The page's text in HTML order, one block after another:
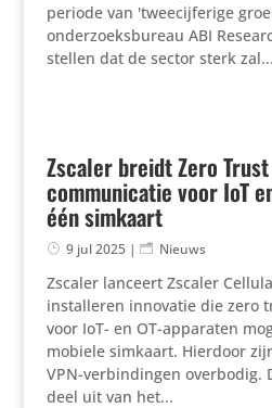
periode van 'tweecijferige
onderzoeksbureau ABI
stellen dat de sector sterk zal...
Zscaler breidt Zero
communicatie voor IoT
één simkaart
9 jul 2025| Nieuws
Zscaler lanceert Zscaler
installeren innovatie die zero
voor IoT- en OT-apparaten
mobiele simkaart. Hierdoor
VPN-verbindingen overbodig.
deel uit van het...